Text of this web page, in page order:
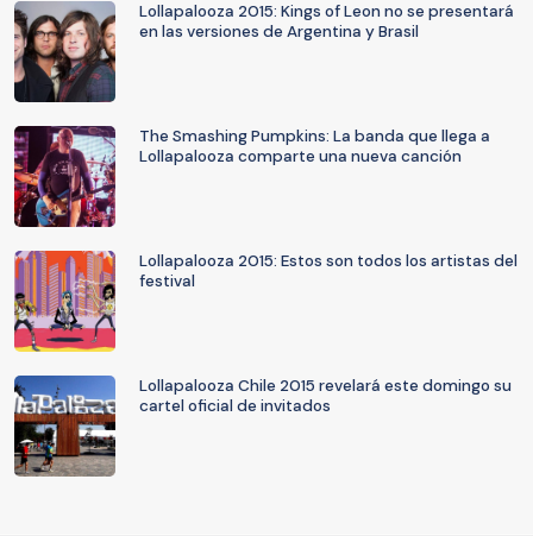
Lollapalooza 2015: Kings of Leon no se presentará
en las versiones de Argentina y Brasil
The Smashing Pumpkins: La banda que llega a
Lollapalooza comparte una nueva canción
Lollapalooza 2015: Estos son todos los artistas del
festival
Lollapalooza Chile 2015 revelará este domingo su
cartel oficial de invitados